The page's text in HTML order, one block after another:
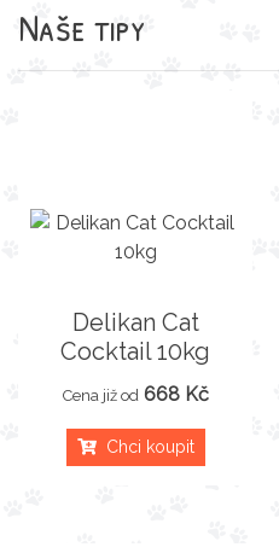
Naše tipy
Delikan Cat
Cocktail 10kg
Cena již od 668 Kč
Chci koupit